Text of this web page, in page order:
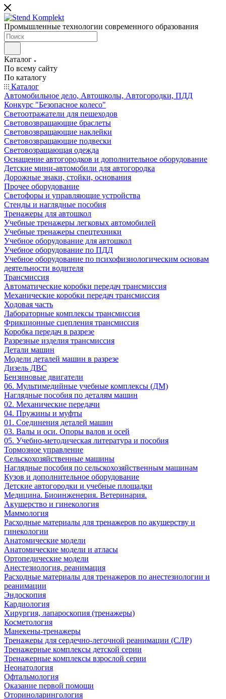
Промышленные технологии современного образования
Каталог
По всему сайту
По каталогу
Каталог
Автомобильное дело, Автошколы, Автогородки, ПДД
Конкурс "Безопасное колесо"
Светоотражатели для пешеходов
Световозвращающие браслеты
Световозвращающие наклейки
Световозвращающие подвески
Световозращающая одежда
Оснащение автогородков и дополнительное оборудование
Детские мини-автомобили для автогородка
Дорожные знаки, стойки, основания
Прочее оборудование
Светофоры и управляющие устройства
Стенды и наглядные пособия
Тренажеры для автошкол
Учебные тренажеры легковых автомобилей
Учебные тренажеры спецтехники
Учебное оборудование для автошкол
Учебное оборудование по ПДД
Учебное оборудование по психофизиологическим основам
деятельности водителя
Трансмиссия
Автоматические коробки передач трансмиссия
Механические коробки передач трансмиссия
Ходовая часть
Лабораторные комплексы трансмиссия
Фрикционные сцепления трансмиссия
Коробка передач в разрезе
Разрезные изделия трансмиссия
Детали машин
Модели деталей машин в разрезе
Дизель ДВС
Бензиновые двигатели
06. Мультимедийные учебные комплексы (ДМ)
Наглядные пособия по деталям машин
02. Механические передачи
04. Пружины и муфты
01. Соединения деталей машин
03. Валы и оси. Опоры валов и осей
05. Учебно-методическая литература и пособия
Тормозное управление
Сельскохозяйственные машины
Наглядные пособия по сельскохозяйственным машинам
Кузов и дополнительное оборудование
Детские автогородки и учебные площадки
Медицина. Биоинженерия. Ветеринария.
Акушерство и гинекология
Маммология
Расходные материалы для тренажеров по акушерству и
гинекологии
Анатомические модели
Анатомические модели и атласы
Ортопедические модели
Анестезиология, реанимация
Расходные материалы для тренажеров по анестезиологии и
реанимации
Эндоскопия
Кардиология
Хирургия, лапароскопия (тренажеры)
Косметология
Манекены-тренажеры
Тренажеры для сердечно-легочной реанимации (СЛР)
Тренажерные комплексы детской серии
Тренажерные комплексы взрослой серии
Неонатология
Офтальмология
Оказание первой помощи
Оториноларингология